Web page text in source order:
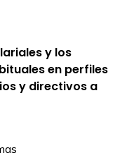
y los
en perfiles
y directivos a